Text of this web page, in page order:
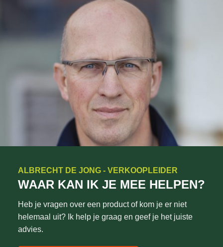
ALBRECHT DE JONG - VERKOOPLEIDER
WAAR KAN IK JE MEE HELPEN?
Heb je vragen over een product of kom je er niet
helemaal uit? Ik help je graag en geef je het juiste
advies.